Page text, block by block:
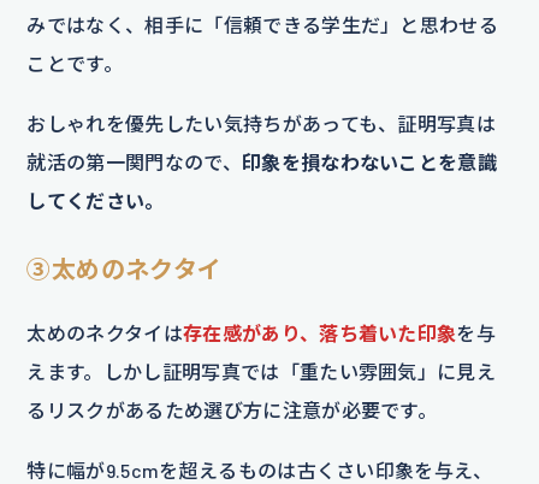
みではなく、相手に「信頼できる学生だ」と思わせる
ことです。
おしゃれを優先したい気持ちがあっても、証明写真は
就活の第一関門なので、 印象を損なわないことを意識
してください。
③太めのネクタイ
太めのネクタイは存在感があり、落ち着いた印象を与
えます。しかし証明写真では「重たい雰囲気」に見え
るリスクがあるため選び方に注意が必要です。
特に幅が9.5cmを超えるものは古くさい印象を与え、